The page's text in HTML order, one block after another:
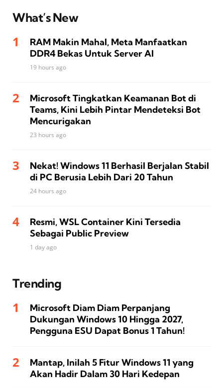
What’s New
RAM Makin Mahal, Meta Manfaatkan
DDR4 Bekas Untuk Server AI
19 hours ago
Microsoft Tingkatkan Keamanan Bot di
Teams, Kini Lebih Pintar Mendeteksi Bot
Mencurigakan
23 hours ago
Nekat! Windows 11 Berhasil Berjalan Stabil
di PC Berusia Lebih Dari 20 Tahun
24 hours ago
Resmi, WSL Container Kini Tersedia
Sebagai Public Preview
1 day ago
Trending
Microsoft Diam Diam Perpanjang
Dukungan Windows 10 Hingga 2027,
Pengguna ESU Dapat Bonus 1 Tahun!
Mantap, Inilah 5 Fitur Windows 11 yang
Akan Hadir Dalam 30 Hari Kedepan